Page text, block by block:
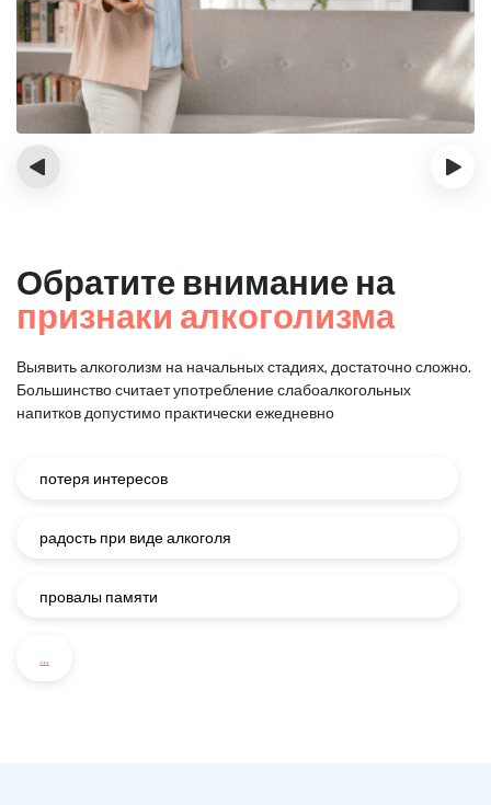
‹ ›
Обратите внимание на
признаки алкоголизма
Выявить алкоголизм на начальных стадиях, достаточно сложно.
Большинство считает употребление слабоалкогольных
напитков допустимо практически ежедневно
потеря интересов
радость при виде алкоголя
провалы памяти
...